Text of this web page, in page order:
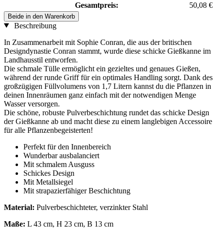
Gesamtpreis:
50,08 €
Beide in den Warenkorb
Beschreibung
In Zusammenarbeit mit Sophie Conran, die aus der britischen
Designdynastie Conran stammt, wurde diese schicke Gießkanne im
Landhausstil entworfen.
Die schmale Tülle ermöglicht ein gezieltes und genaues Gießen,
während der runde Griff für ein optimales Handling sorgt. Dank des
großzügigen Füllvolumens von 1,7 Litern kannst du die Pflanzen in
deinen Innenräumen ganz einfach mit der notwendigen Menge
Wasser versorgen.
Die schöne, robuste Pulverbeschichtung rundet das schicke Design
der Gießkanne ab und macht diese zu einem langlebigen Accessoire
für alle Pflanzenbegeisterten!
Perfekt für den Innenbereich
Wunderbar ausbalanciert
Mit schmalem Ausguss
Schickes Design
Mit Metallsiegel
Mit strapazierfähiger Beschichtung
Material: Pulverbeschichteter, verzinkter Stahl
Maße: L 43 cm, H 23 cm, B 13 cm